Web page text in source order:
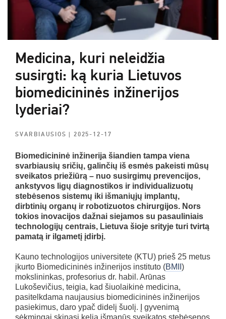
Medicina, kuri neleidžia
susirgti: ką kuria Lietuvos
biomedicininės inžinerijos
lyderiai?
SVARBIAUSIOS| 2025-12-17
Biomedicininė inžinerija šiandien tampa viena
svarbiausių sričių, galinčių iš esmės pakeisti mūsų
sveikatos priežiūrą – nuo susirgimų prevencijos,
ankstyvos ligų diagnostikos ir individualizuotų
stebėsenos sistemų iki išmaniųjų implantų,
dirbtinių organų ir robotizuotos chirurgijos. Nors
tokios inovacijos dažnai siejamos su pasauliniais
technologijų centrais, Lietuva šioje srityje turi tvirtą
pamatą ir ilgametį įdirbį.
Kauno technologijos universitete (KTU) prieš 25 metus
įkurto Biomedicininės inžinerijos instituto (BMII )
mokslininkas, profesorius dr. habil. Arūnas
Lukoševičius, teigia, kad šiuolaikinė medicina,
pasitelkdama naujausius biomedicininės inžinerijos
pasiekimus, daro ypač didelį šuolį. Į gyvenimą
sėkmingai skinasi kelią išmanūs sveikatos stebėsenos